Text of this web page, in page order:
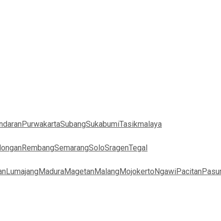
PurwakartaSubangSukabumiTasikmalaya
RembangSemarangSoloSragenTegal
LumajangMaduraMagetanMalangMojokertoNgawiPacitan